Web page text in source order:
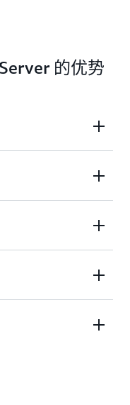
的优势
。您再也无需担
置或备份等数据库
果主节点崩溃，则
助节点，并且我们
Auto Scaling，
的由 Auto Scaling
存储卷快照，从而
Export、AWS